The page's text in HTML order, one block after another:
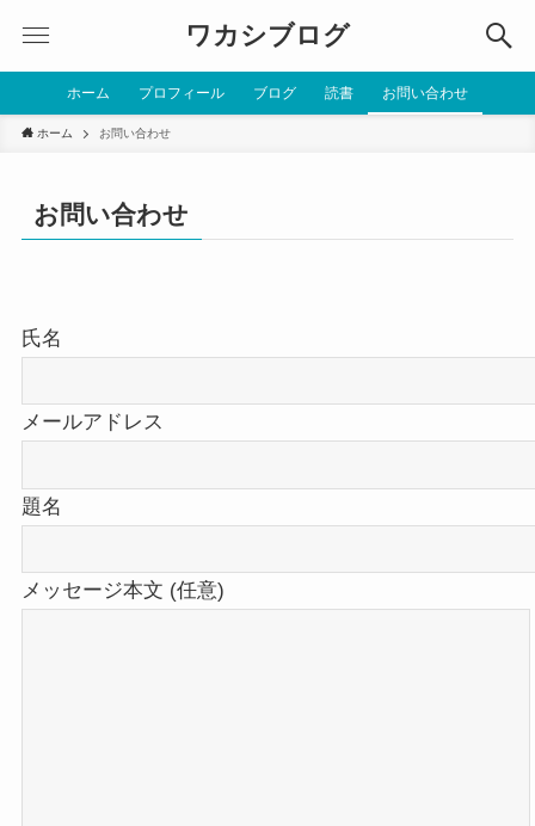
ワカシブログ
ホーム プロフィール ブログ 読書 お問い合わせ
ホーム お問い合わせ
お問い合わせ
氏名
メールアドレス
題名
メッセージ本文 (任意)